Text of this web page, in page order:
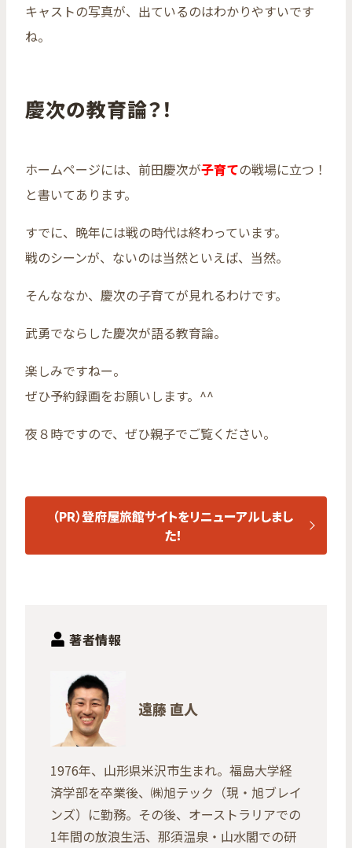
キャストの写真が、出ているのはわかりやすいです
ね。
慶次の教育論？！
ホームページには、前田慶次が子育ての戦場に立つ！
と書いてあります。
すでに、晩年には戦の時代は終わっています。
戦のシーンが、ないのは当然といえば、当然。
そんななか、慶次の子育てが見れるわけです。
武勇でならした慶次が語る教育論。
楽しみですねー。
ぜひ予約録画をお願いします。^^
夜８時ですので、ぜひ親子でご覧ください。
（PR）登府屋旅館サイトをリニューアルしまし
た！
著者情報
遠藤 直人
1976年、山形県米沢市生まれ。福島大学経
済学部を卒業後、㈱旭テック（現・旭ブレイ
ンズ）に勤務。その後、オーストラリアでの
1年間の放浪生活、那須温泉・山水閣での研